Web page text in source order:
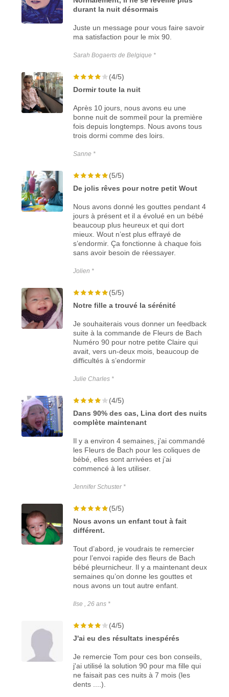
durant la nuit désormais
Juste un message pour vous faire savoir
ma satisfaction pour le mix 90.
Sarah Bogaerts de Belgique *
(4/5)
Dormir toute la nuit
Après 10 jours, nous avons eu une
bonne nuit de sommeil pour la première
fois depuis longtemps. Nous avons tous
trois dormi comme des loirs.
Sanne *
(5/5)
De jolis rêves pour notre petit Wout
Nous avons donné les gouttes pendant 4
jours à présent et il a évolué en un bébé
beaucoup plus heureux et qui dort
mieux. Wout n’est plus effrayé de
s’endormir. Ça fonctionne à chaque fois
sans avoir besoin de réessayer.
Jolien *
(5/5)
Notre fille a trouvé la sérénité
Je souhaiterais vous donner un feedback
suite à la commande de Fleurs de Bach
Numéro 90 pour notre petite Claire qui
avait, vers un-deux mois, beaucoup de
difficultés à s’endormir
Julie Charles *
(4/5)
Dans 90% des cas, Lina dort des nuits
complète maintenant
Il y a environ 4 semaines, j’ai commandé
les Fleurs de Bach pour les coliques de
bébé, elles sont arrivées et j’ai
commencé à les utiliser.
Jennifer Schuster *
(5/5)
Nous avons un enfant tout à fait
différent.
Tout d’abord, je voudrais te remercier
pour l’envoi rapide des fleurs de Bach
bébé pleurnicheur. Il y a maintenant deux
semaines qu’on donne les gouttes et
nous avons un tout autre enfant.
Ilse , 26 ans *
(4/5)
J'ai eu des résultats inespérés
Je remercie Tom pour ces bon conseils,
j'ai utilisé la solution 90 pour ma fille qui
ne faisait pas ces nuits à 7 mois (les
dents ....).